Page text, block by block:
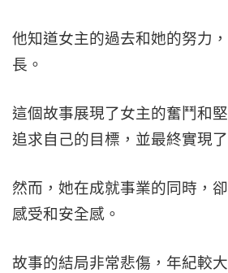
他知道女主的過去和她的努力
長。
這個故事展現了女主的奮鬥和
追求自己的目標，並最終實現
然而，她在成就事業的同時，
感受和安全感。
故事的結局非常悲傷，年紀較